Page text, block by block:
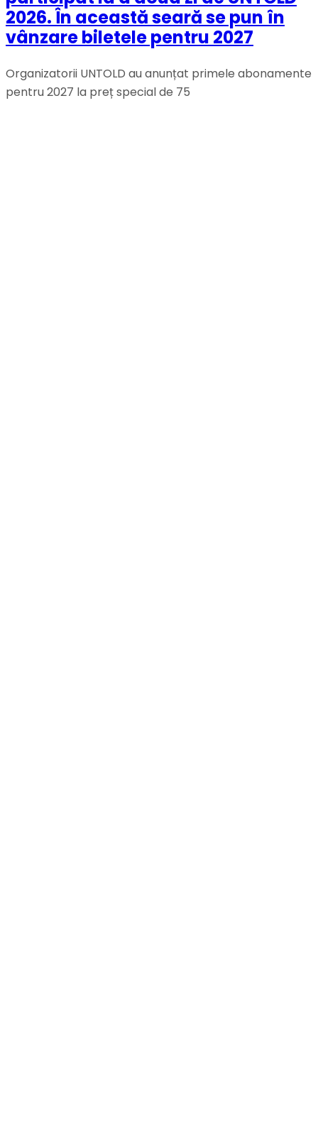
2026. În această seară se pun în
vânzare biletele pentru 2027
Organizatorii UNTOLD au anunțat primele abonamente
pentru 2027 la preț special de 75